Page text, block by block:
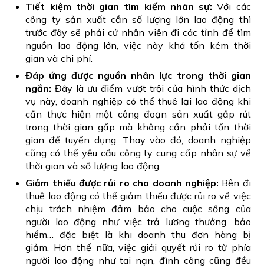
Tiết kiệm thời gian tìm kiếm nhân sự: Với các
công ty sản xuất cần số lượng lớn lao động thì
trước đây sẽ phải cử nhân viên đi các tỉnh để tìm
nguồn lao động lớn, việc này khá tốn kém thời
gian và chi phí.
Đáp ứng được nguồn nhân lực trong thời gian
ngắn: Đây là ưu điểm vượt trội của hình thức dịch
vụ này, doanh nghiệp có thể thuê lại lao động khi
cần thực hiện một công đoạn sản xuất gấp rút
trong thời gian gấp mà không cần phải tốn thời
gian để tuyển dụng. Thay vào đó, doanh nghiệp
cũng có thể yêu cầu công ty cung cấp nhân sự về
thời gian và số lượng lao động.
Giảm thiểu được rủi ro cho doanh nghiệp: Bên đi
thuê lao động có thể giảm thiểu được rủi ro về việc
chịu trách nhiệm đảm bảo cho cuộc sống của
người lao động như việc trả lương thưởng, bảo
hiểm… đặc biệt là khi doanh thu đơn hàng bị
giảm. Hơn thế nữa, việc giải quyết rủi ro từ phía
người lao động như tai nạn, đình công cũng đều